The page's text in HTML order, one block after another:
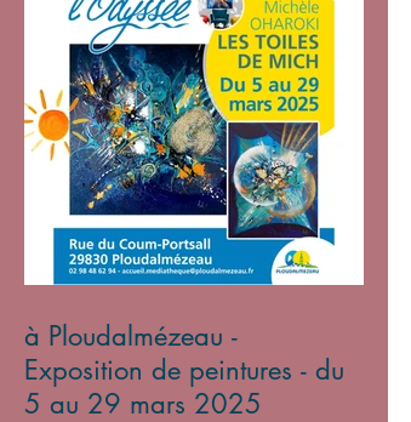
à Ploudalmézeau -
Exposition de peintures - du
5 au 29 mars 2025